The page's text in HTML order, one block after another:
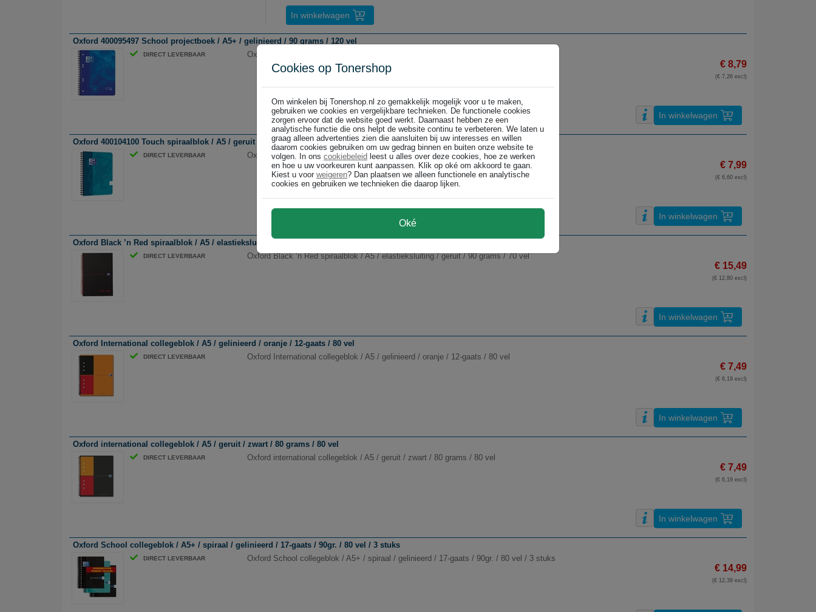
In winkelwagen
Oxford 400095497 School projectboek / A5+ / gelinieerd / 90 grams / 120 vel
DIRECT LEVERBAAR Oxford 400095497 School projectboek / A5+ / gelinieerd / 90 grams / 120 vel
€ 8,79
(€ 7,26 excl)
In winkelwagen
Oxford 400104100 Touch spiraalblok / A5 / geruit / lichtblauw / 70 vel
DIRECT LEVERBAAR Oxford 400104100 Touch spiraalblok / A5 / geruit / lichtblauw / 70 vel
€ 7,99
(€ 6,60 excl)
In winkelwagen
Oxford Black ’n Red spiraalblok / A5 / elastieksluiting / geruit / 90 grams / 70 vel
DIRECT LEVERBAAR Oxford Black ’n Red spiraalblok / A5 / elastieksluiting / geruit / 90 grams / 70 vel
€ 15,49
(€ 12,80 excl)
In winkelwagen
Oxford International collegeblok / A5 / gelinieerd / oranje / 12-gaats / 80 vel
DIRECT LEVERBAAR Oxford International collegeblok / A5 / gelinieerd / oranje / 12-gaats / 80 vel
€ 7,49
(€ 6,19 excl)
In winkelwagen
Oxford international collegeblok / A5 / geruit / zwart / 80 grams / 80 vel
DIRECT LEVERBAAR Oxford international collegeblok / A5 / geruit / zwart / 80 grams / 80 vel
€ 7,49
(€ 6,19 excl)
In winkelwagen
Oxford School collegeblok / A5+ / spiraal / gelinieerd / 17-gaats / 90gr. / 80 vel / 3 stuks
DIRECT LEVERBAAR Oxford School collegeblok / A5+ / spiraal / gelinieerd / 17-gaats / 90gr. / 80 vel / 3 stuks
€ 14,99
(€ 12,39 excl)
Cookies op Tonershop
Om winkelen bij Tonershop.nl zo gemakkelijk mogelijk voor u te maken,
gebruiken we cookies en vergelijkbare technieken. De functionele cookies
zorgen ervoor dat de website goed werkt. Daarnaast hebben ze een
analytische functie die ons helpt de website continu te verbeteren. We laten u
graag alleen advertenties zien die aansluiten bij uw interesses en willen
daarom cookies gebruiken om uw gedrag binnen en buiten onze website te
volgen. In ons cookiebeleid leest u alles over deze cookies, hoe ze werken
en hoe u uw voorkeuren kunt aanpassen. Klik op oké om akkoord te gaan.
Kiest u voor weigeren? Dan plaatsen we alleen functionele en analytische
cookies en gebruiken we technieken die daarop lijken.
Oké